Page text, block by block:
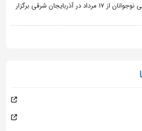
اردوی تیم ملی کشتی ساحلی نوجوانان از 17 مرداد در آذربایجان شرقی برگزار